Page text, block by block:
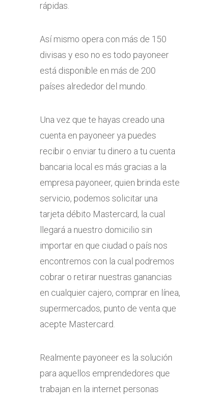
rápidas.
Así mismo opera con más de 150
divisas y eso no es todo payoneer
está disponible en más de 200
países alrededor del mundo.
Una vez que te hayas creado una
cuenta en payoneer ya puedes
recibir o enviar tu dinero a tu cuenta
bancaria local es más gracias a la
empresa payoneer, quien brinda este
servicio, podemos solicitar una
tarjeta débito Mastercard, la cual
llegará a nuestro domicilio sin
importar en que ciudad o país nos
encontremos con la cual podremos
cobrar o retirar nuestras ganancias
en cualquier cajero, comprar en línea,
supermercados, punto de venta que
acepte Mastercard.
Realmente payoneer es la solución
para aquellos emprendedores que
trabajan en la internet personas